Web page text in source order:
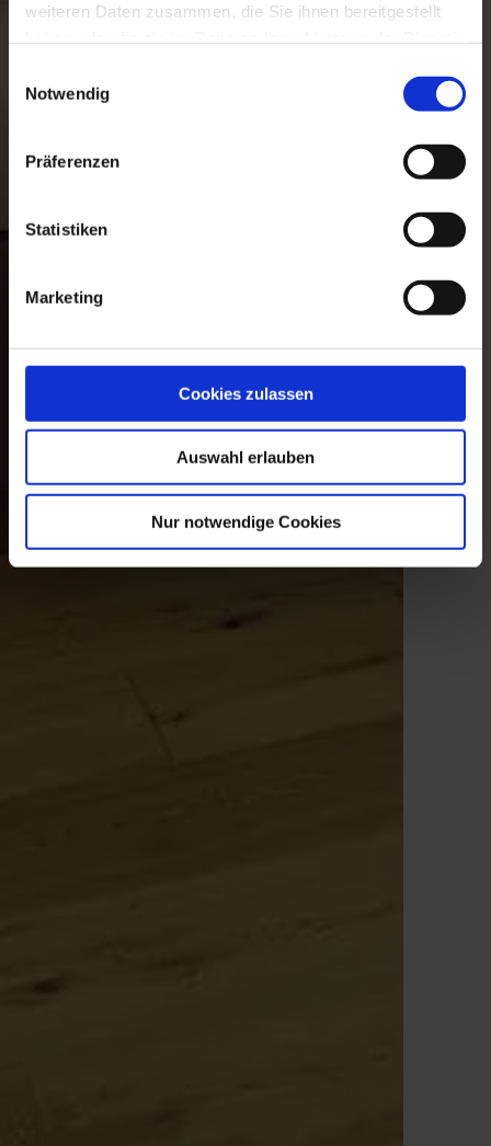
weiteren Daten zusammen, die Sie ihnen bereitgestellt
unsererDatenschutzerklärung
Notwendig
Präferenzen
Statistiken
Marketing
Cookies zulassen
Auswahl erlauben
Nur notwendige Cookies